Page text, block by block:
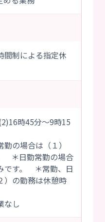
間制による指定休
時45分～9時15
は（１）
＊日勤常勤の場合
です。 ＊常勤、日
の勤務は休憩時